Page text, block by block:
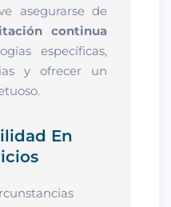
asegurarse de
continua
específicas,
y ofrecer un
En